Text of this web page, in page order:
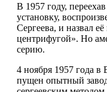
В 1957 году,
установку,
Сергеева, и назвал
центрифугой». Но
серию.
4 ноября 1957 года
пущен опытный